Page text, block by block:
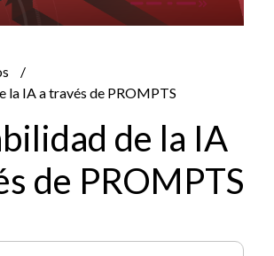
la IA a través de PROMPTS
de la IA
de PROMPTS